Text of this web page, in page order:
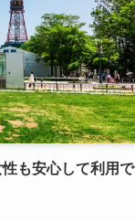
も安心して利用で